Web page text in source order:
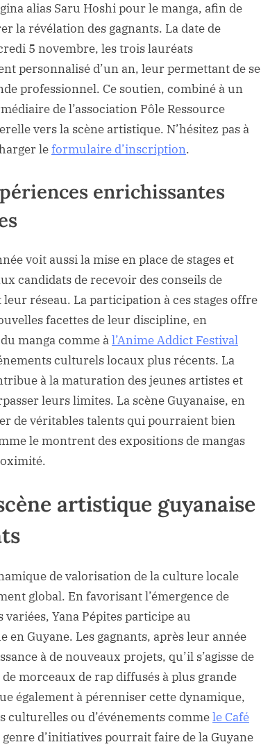
alias Saru Hoshi pour le manga, afin de
la révélation des gagnants. La date de
5 novembre, les trois lauréats
personnalisé d’un an, leur permettant de se
professionnel. Ce soutien, combiné à un
de l’association Pôle Ressource
vers la scène artistique. N’hésitez pas à
leformulaire d’inscription.
enrichissantes
voit aussi la mise en place de stages et
candidats de recevoir des conseils de
réseau. La participation à ces stages offre
facettes de leur discipline, en
manga comme àl’Anime Addict Festival
culturels locaux plus récents. La
à la maturation des jeunes artistes et
leurs limites. La scène Guyanaise, en
de véritables talents qui pourraient bien
le montrent des expositions de mangas
artistique guyanaise
de valorisation de la culture locale
global. En favorisant l’émergence de
Yana Pépites participe au
Guyane. Les gagnants, après leur année
à de nouveaux projets, qu’il s’agisse de
morceaux de rap diffusés à plus grande
également à pérenniser cette dynamique,
culturelles ou d’événements commele Café
genre d’initiatives pourrait faire de la Guyane